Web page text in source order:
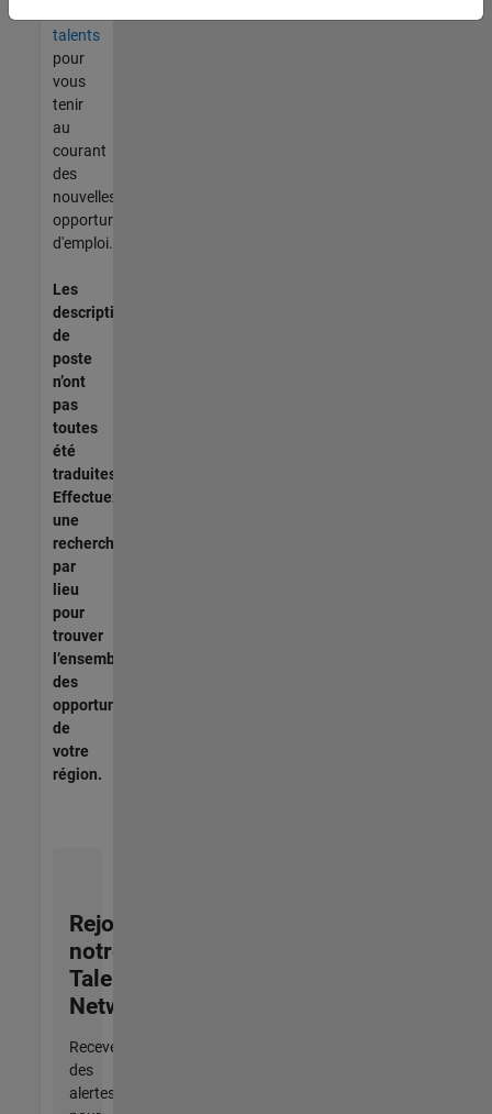
talents
pour
vous
tenir
au
courant
des
nouvelles
opportunités
d'emploi.
Les
descriptions
de
poste
n’ont
pas
toutes
été
traduites.
Effectuez
une
recherche
par
lieu
pour
trouver
l’ensemble
des
opportunités
de
votre
région.
Rejoignez
notre
Talent
Network
Recevez
des
alertes